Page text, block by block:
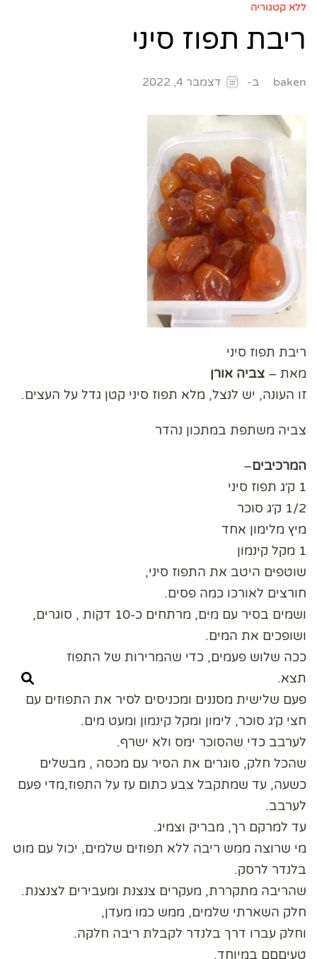
ללא קטגוריה
ריבת תפוז סיני
baken ב- דצמבר 4, 2022
ריבת תפוז סיני
מאת – צביה אורן
זו העונה, יש לנצל, מלא תפוז סיני קטן גדל על העצים.
צביה משתפת במתכון נהדר
המרכיבים–
1 ק׳ג תפוז סיני
1/2 ק׳ג סוכר
מיץ מלימון אחד
1 מקל קינמון
שוטפים היטב את התפוז סיני,
חורצים לאורכו כמה פסים.
ושמים בסיר עם מים, מרתחים כ-10 דקות , סוגרים,
ושופכים את המים.
ככה שלוש פעמים, כדי שהמרירות של התפוז
תצא.
פעם שלישית מסננים ומכניסים לסיר את התפוזים עם
חצי ק׳ג סוכר, לימון ומקל קינמון ומעט מים.
לערבב כדי שהסוכר ימס ולא ישרף.
שהכל חלק, סוגרים את הסיר עם מכסה , מבשלים
כשעה, עד שמתקבל צבע כתום עז על התפוז,מדי פעם
לערבב.
עד למרקם רך, מבריק וצמיג.
מי שרוצה ממש ריבה ללא תפוזים שלמים, יכול עם מוט
בלנדר לרסק.
שהריבה מתקררת, מעקרים צנצנת ומעבירים לצנצנת.
חלק השארתי שלמים, ממש כמו מעדן,
וחלק עברו דרך בלנדר לקבלת ריבה חלקה.
טעיםםם במיוחד.